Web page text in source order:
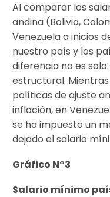
Al comparar los
andina (Bolivia,
Venezuela a inicios
nuestro país y los
diferencia no es
estructural.
políticas de ajuste
inflación, en
se ha impuesto un
dejado el salario
Gráfico N°3
Salario mínimo